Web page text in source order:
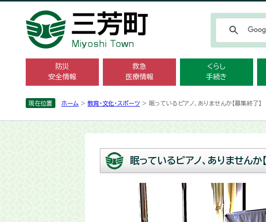
防災
安全情報
救急
医療情報
くらし
手続き
現在位置 ホーム > 教育・文化・スポーツ > 眠っているピアノ、ありませんか【募集終了】
眠っているピアノ、ありませんか